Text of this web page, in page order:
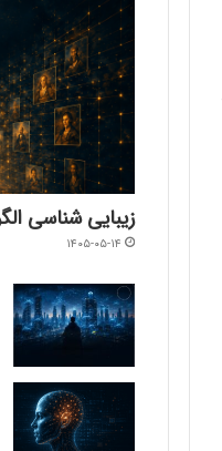
زیبایی شناسی
۱۴۰۵-۰۵-۱۴